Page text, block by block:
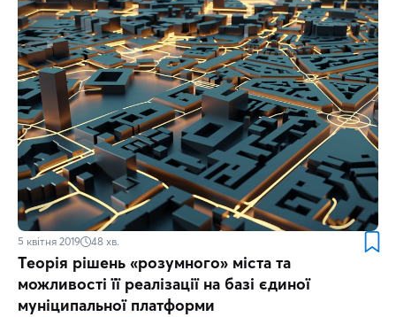
5 квітня 2019 48 хв.
Теорія рішень «розумного» міста та
можливості її реалізації на базі єдиної
муніципальної платформи